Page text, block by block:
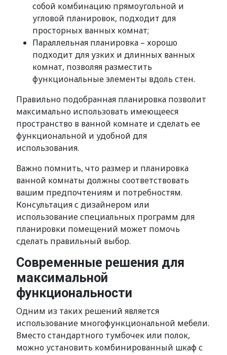
собой комбинацию прямоугольной и
угловой планировок, подходит для
просторных ванных комнат;
Параллельная планировка – хорошо
подходит для узких и длинных ванных
комнат, позволяя разместить
функциональные элементы вдоль стен.
Правильно подобранная планировка позволит
максимально использовать имеющееся
пространство в ванной комнате и сделать ее
функциональной и удобной для
использования.
Важно помнить, что размер и планировка
ванной комнаты должны соответствовать
вашим предпочтениям и потребностям.
Консультация с дизайнером или
использование специальных программ для
планировки помещений может помочь
сделать правильный выбор.
Современные решения для
максимальной
функциональности
Одним из таких решений является
использование многофункциональной мебели.
Вместо стандартного тумбочек или полок,
можно установить комбинированный шкаф с